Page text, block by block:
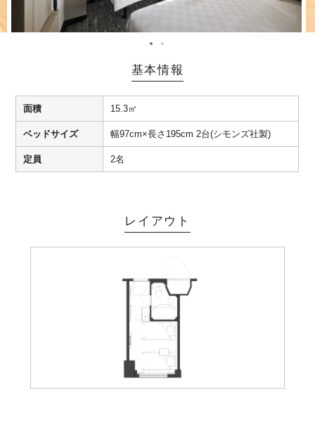
基本情報
面積 15.3㎡
ベッドサイズ 幅97cm×長さ195cm 2台(シモンズ社製)
定員 2名
レイアウト